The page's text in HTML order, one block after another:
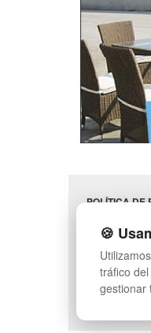
POLÍTICA DE
CAMBIOS Y
CONTACTO
QUIENES
SÍGUENOS:
🍪
tráfico
gestionar